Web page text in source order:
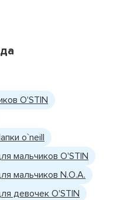
O'STIN
o`neill
мальчиков O'STIN
мальчиков N.O.A.
девочек O'STIN